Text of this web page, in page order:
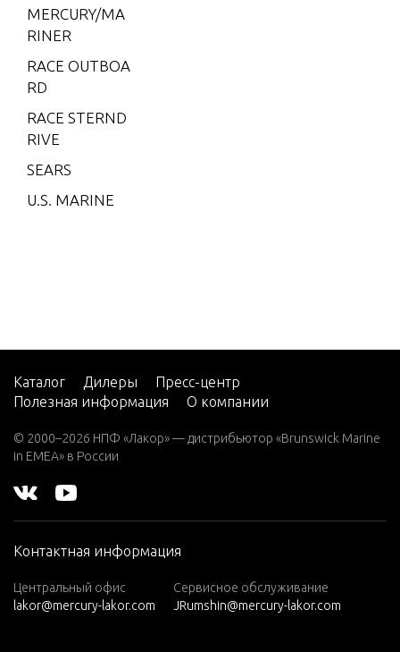
MERCURY/MA
RINER
RACE OUTBOA
RD
RACE STERND
RIVE
SEARS
U.S. MARINE
2 H.P. THRU
RT)
KE) Carb
2A
2B
Каталог Дилеры
Пресс-центр
Полезная информация
О компании
© 2000–2026 НПФ «Лакор» — дистрибьютор «Brunswick Marine
in EMEA» в России
Контактная информация
Центральный офис
lakor@mercury-lakor.com
Сервисное обслуживание
JRumshin@mercury-lakor.com